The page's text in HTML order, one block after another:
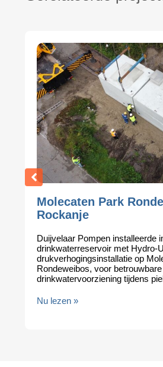
Molecaten Park
Rockanje
Duijvelaar Pompen installeerde
drinkwaterreservoir met Hydro-
drukverhogingsinstallatie op
Rondeweibos, voor betrouwbare
drinkwatervoorziening tijdens
Nu lezen »